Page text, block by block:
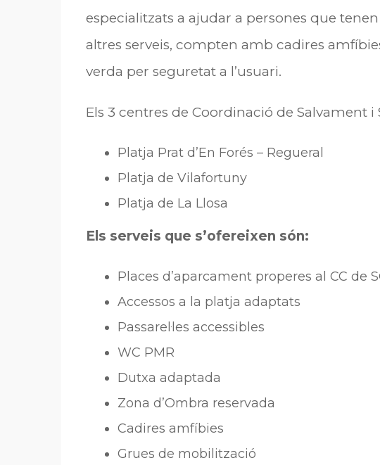
especialitzats a ajudar a persones que
altres serveis, compten amb cadires
verda per seguretat a l’usuari.
Els 3 centres de Coordinació de Salvament
Platja Prat d’En Forés – Regueral
Platja de Vilafortuny
Platja de La Llosa
Els serveis que s’ofereixen són:
Places d’aparcament properes al CC de
Accessos a la platja adaptats
Passarel·les accessibles
WC PMR
Dutxa adaptada
Zona d’Ombra reservada
Cadires amfíbies
Grues de mobilització